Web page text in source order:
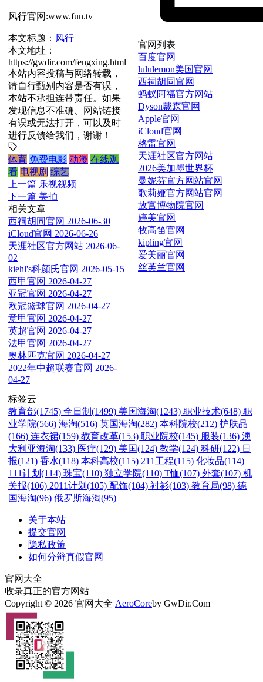
风行官网:www.fun.tv
本文标题： 风行
本文地址：
https://gwdir.com/fengxing.html
本站内容投稿与网络转载，
请自行甄别内容是否有误，
本站不承担连带责任。如果
发现信息不准确、网站链接
有误或无法打开，可以及时
进行反馈给我们，谢谢！
体育 免费电影 动漫 在线观
看 电视剧 综艺
上一篇 乐视视频
下一篇 美拍
相关文章
西祠胡同官网 2026-06-30
iCloud官网 2026-06-26
天涯社区官方网站 2026-06-
02
kiehl's科颜氏官网 2026-05-15
西甲官网 2026-04-27
亚冠官网 2026-04-27
欧冠篮球官网 2026-04-27
意甲官网 2026-04-27
英超官网 2026-04-27
法甲官网 2026-04-27
奥林匹克官网 2026-04-27
2022年中超联赛官网 2026-
04-27
官网列表
百度官网
lululemon美国官网
西祠胡同官网
蚂蚁阿福官方网站
Dyson戴森官网
Apple官网
iCloud官网
格雷官网
天涯社区官方网站
2026美加墨世界杯
曼妮芬官方网站官网
歌莉娅官方网站官网
故宫博物院官网
婷美官网
牧高笛官网
kipling官网
爱美丽官网
丝芙兰官网
标签云
教育部(1745) 全日制(1499) 美国海淘(1243) 职业技术(648) 职
业学院(566) 海淘(516) 英国海淘(282) 本科院校(212) 护肤品
(166) 连衣裙(159) 教育改革(153) 职业院校(145) 服装(136) 澳
大利亚海淘(133) 医疗(129) 美国(124) 教学(124) 科研(122) 日
报(121) 香水(118) 本科高校(115) 211工程(115) 化妆品(114)
111计划(114) 珠宝(110) 独立学院(110) T恤(107) 外套(107) 机
关报(106) 2011计划(105) 配饰(104) 衬衫(103) 教育局(98) 德
国海淘(96) 俄罗斯海淘(95)
关于本站
提交官网
隐私政策
如何分辩真假官网
官网大全
收录真正的官方网站
Copyright © 2026 官网大全 AeroCoreby GwDir.Com